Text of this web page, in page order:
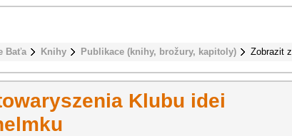
Baťa Knihy Publikace (knihy, brožury, kapitoly) Zobrazit
Klubu idei